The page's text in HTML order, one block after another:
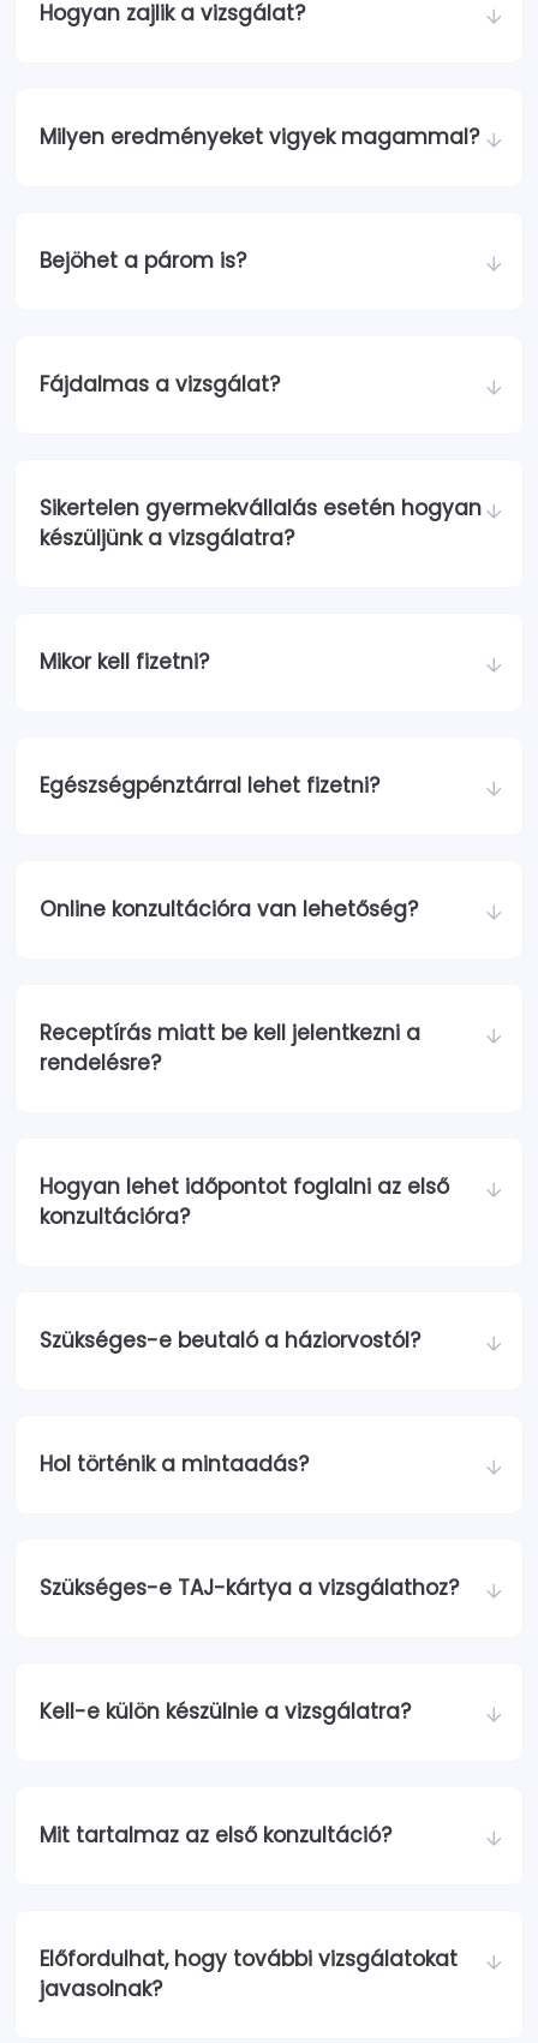
Hogyan zajlik a vizsgálat?
Milyen eredményeket vigyek magammal?
Bejöhet a párom is?
Fájdalmas a vizsgálat?
Sikertelen gyermekvállalás esetén hogyan
készüljünk a vizsgálatra?
Mikor kell fizetni?
Egészségpénztárral lehet fizetni?
Online konzultációra van lehetőség?
Receptírás miatt be kell jelentkezni a
rendelésre?
Hogyan lehet időpontot foglalni az első
konzultációra?
Szükséges-e beutaló a háziorvostól?
Hol történik a mintaadás?
Szükséges-e TAJ-kártya a vizsgálathoz?
Kell-e külön készülnie a vizsgálatra?
Mit tartalmaz az első konzultáció?
Előfordulhat, hogy további vizsgálatokat
javasolnak?